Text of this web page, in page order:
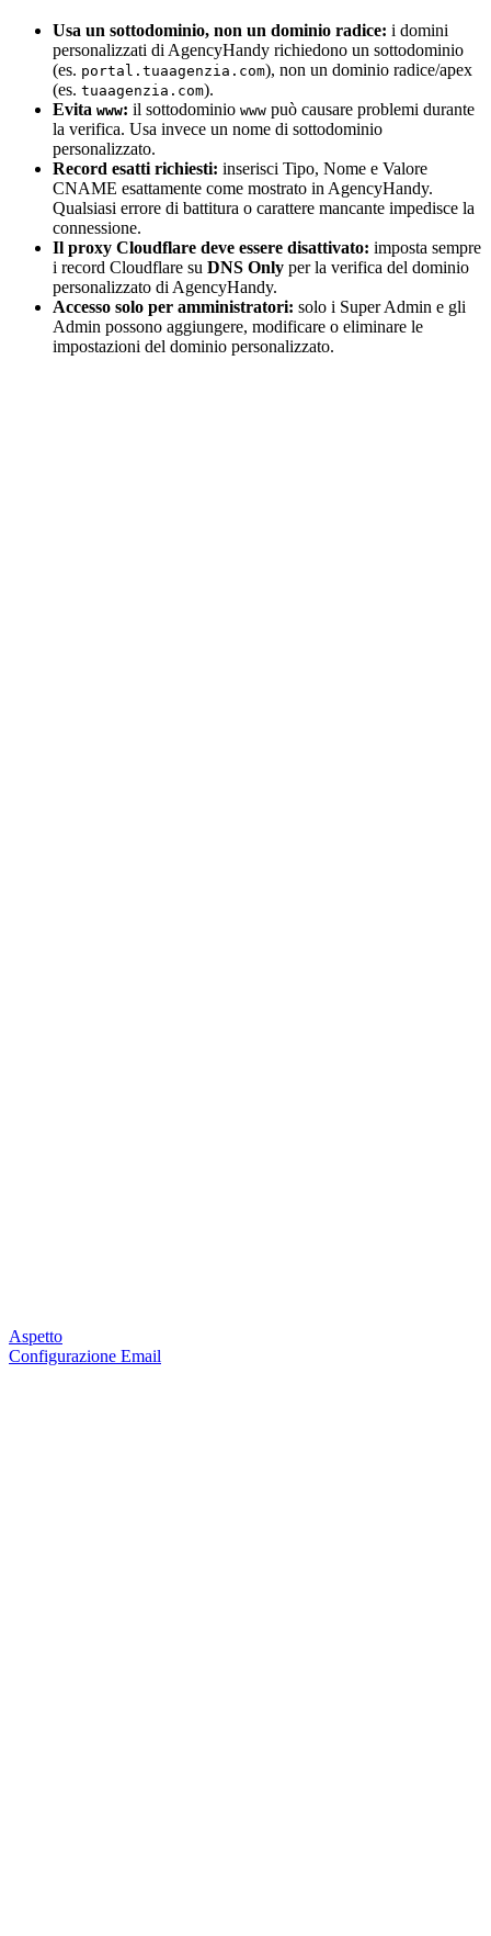
Usa un sottodominio, non un dominio radice: i domini
personalizzati di AgencyHandy richiedono un sottodominio
(es. portal.tuaagenzia.com), non un dominio radice/apex
(es. tuaagenzia.com).
Evita www: il sottodominio www può causare problemi durante
la verifica. Usa invece un nome di sottodominio
personalizzato.
Record esatti richiesti: inserisci Tipo, Nome e Valore
CNAME esattamente come mostrato in AgencyHandy.
Qualsiasi errore di battitura o carattere mancante impedisce la
connessione.
Il proxy Cloudflare deve essere disattivato: imposta sempre
i record Cloudflare su DNS Only per la verifica del dominio
personalizzato di AgencyHandy.
Accesso solo per amministratori: solo i Super Admin e gli
Admin possono aggiungere, modificare o eliminare le
impostazioni del dominio personalizzato.
Aspetto
Configurazione Email